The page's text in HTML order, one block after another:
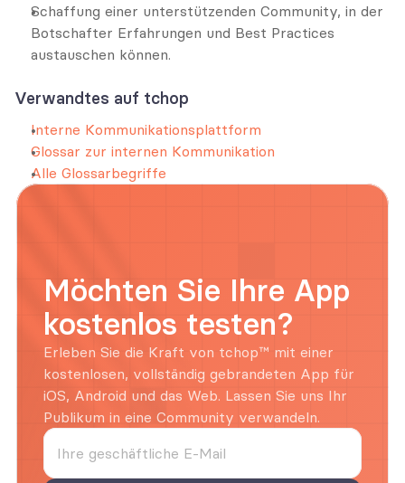
Schaffung einer unterstützenden Community, in der
Botschafter Erfahrungen und Best Practices
austauschen können.
Verwandtes auf tchop
Interne Kommunikationsplattform
Glossar zur internen Kommunikation
Alle Glossarbegriffe
Möchten Sie Ihre App
kostenlos testen?
Erleben Sie die Kraft von tchop™ mit einer
kostenlosen, vollständig gebrandeten App für
iOS, Android und das Web. Lassen Sie uns Ihr
Publikum in eine Community verwandeln.